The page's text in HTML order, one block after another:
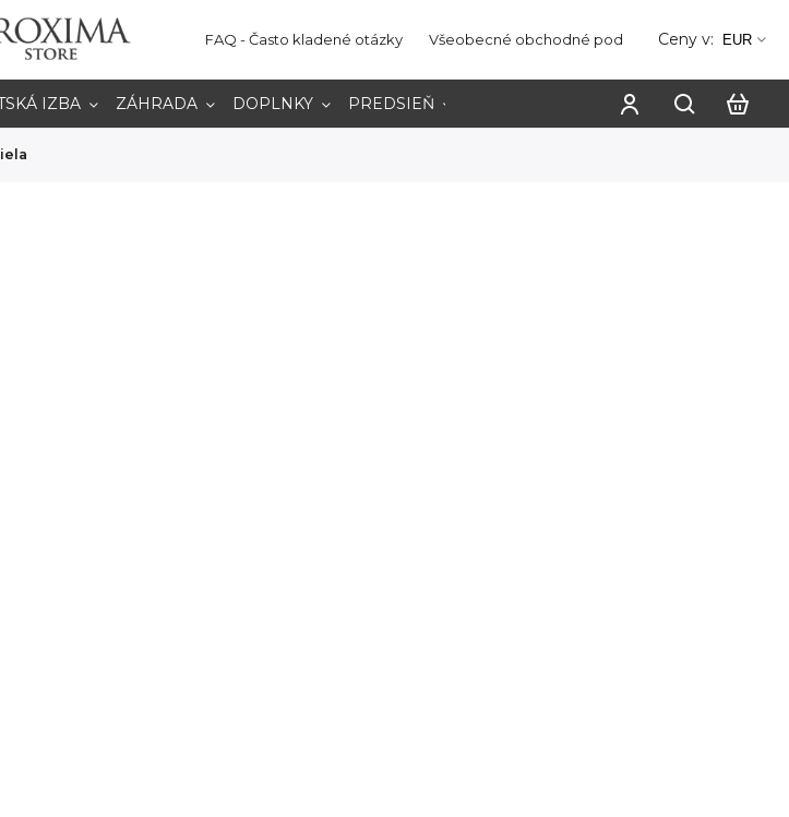
FAQ - Často kladené otázky Všeobecné obchodné podmienky Ochrana
Ceny v: EUR
IZBA ZÁHRADA DOPLNKY PREDSIEŇ